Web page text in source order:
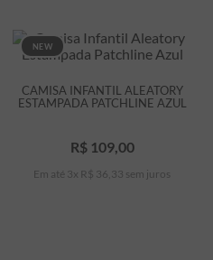
NEW
CAMISA INFANTIL ALEATORY
ESTAMPADA PATCHLINE AZUL
R$ 109, 00
Em até 3 x R$ 36 33 sem juros